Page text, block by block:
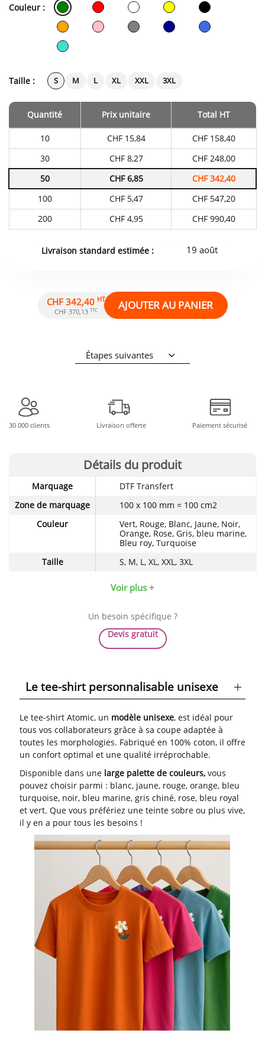
Couleur :
Taille : S M L XL XXL 3XL
Tarifs
produit
fonction
la
quantité
commandée
Quantité Prix unitaire Total HT
10 CHF 15,84
CHF 158,40
30
CHF 8,27
CHF 248,00
50
CHF 6,85
CHF 342,40
100
CHF 5,47
CHF 547,20
200
CHF 4,95 CHF 990,40
Livraison standard estimée : 19 août
CHF 342,40 HT
CHF 370,13 TTC AJOUTER AU PANIER
Étapes suivantes
30 000 clients Livraison offerte Paiement sécurisé
Détails
techniques
du
produit
Détails du produit
Marquage
DTF Transfert
Zone de marquage
100 x 100 mm = 100 cm2
Couleur
Vert, Rouge, Blanc, Jaune, Noir,
Orange, Rose, Gris, bleu marine,
Bleu roy, Turquoise
Taille
S, M, L, XL, XXL, 3XL
Voir plus +
Un besoin spécifique ?
Devis gratuit
Le tee-shirt personnalisable unisexe
Le tee-shirt Atomic, un modèle unisexe, est idéal pour
tous vos collaborateurs grâce à sa coupe adaptée à
toutes les morphologies. Fabriqué en 100% coton, il offre
un confort optimal et une qualité irréprochable.
Disponible dans une large palette de couleurs,vous
pouvez choisir parmi : blanc, jaune, rouge, orange, bleu
turquoise, noir, bleu marine, gris chiné, rose, bleu royal
et vert. Que vous préfériez une teinte sobre ou plus vive,
il y en a pour tous les besoins !